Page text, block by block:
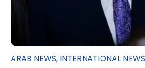
ARAB NEWS, INTERNATIONAL NEWS